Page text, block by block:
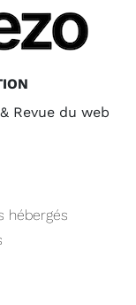
Revue du web
hébergés